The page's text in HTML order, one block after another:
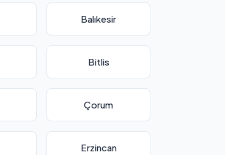
Balıkesir
Bitlis
Çorum
Erzincan